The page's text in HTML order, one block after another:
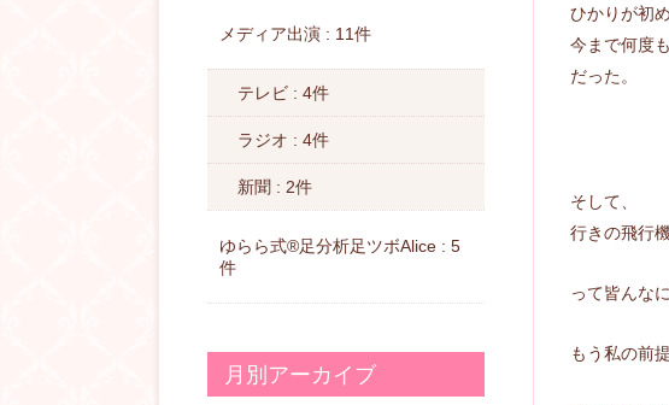
ひかりが初
今まで何度
だった。
そして、
行きの飛行
って皆んな
もう私の前
メディア出演 : 11件
テレビ : 4件
ラジオ : 4件
新聞 : 2件
ゆらら式®︎足分析足ツボAlice : 5
件
月別アーカイブ